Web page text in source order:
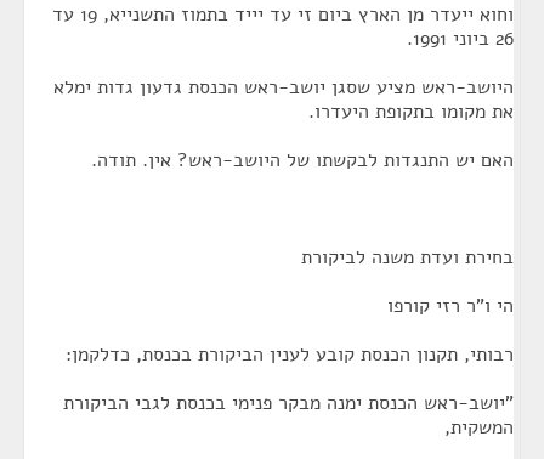
וחוא ייעדר מן הארץ ביום זי עד יייד בתמוז התשנייא, 19 עד
26 ביוני 1991.
היושב-ראש מציע שסגן יושב-ראש הכנסת גדעון גדות ימלא
את מקומו בתקופת היעדרו.
האם יש התנגדות לבקשתו של היושב-ראש? אין. תודה.
בחירת ועדת משנה לביקורת
הי ו"ר רזי קורפו
רבותי, תקנון הכנסת קובע לענין הביקורת בכנסת, כדלקמן:
"יושב-ראש הכנסת ימנה מבקר פנימי בכנסת לגבי הביקורת
המשקית,